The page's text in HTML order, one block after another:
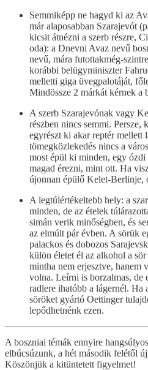
Semmiképp ne hagyd ki az
már alaposabban Szarajevót
kicsit átnézni a szerb részre,
oda): a Dnevni Avaz nevű
nevű, mára futottakmég-
korábbi belügyminiszter
melletti giga üvegpalotáját,
Mindössze 2 márkát kérnek a
A szerb Szarajevónak vagy
részben nincs semmi. Persze,
egyrészt ki akar reptér mellett
tömegközlekedés nincs a
most épül ki minden, egy
magad érezni, mint ott. Ha
újonnan épülő Kelet-Berlinje,
A legtúlértékeltebb hely: a
minden, de az ételek
simán verik minőségben, és
az elmúlt pár évben. A sörük
palackos és dobozos
külön életet él az alkohol a
mintha nem erjesztve, hanem
volna. Leírni is borzalmas, de
radlere ihatóbb a lágernél. Ha
söröket gyártó Oettinger
lepődhetnénk ezen.
A boszniai témák ennyire
elbúcsúzunk, a hét második felétől
Köszönjük a kitüntetett figyelmet!